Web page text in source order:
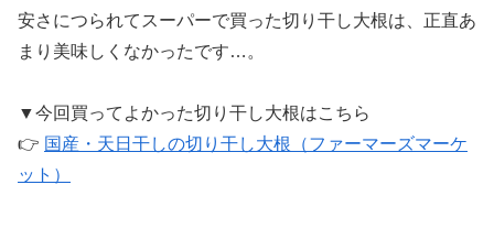
安さにつられてスーパーで買った切り干し大根は、正直あ
まり美味しくなかったです…。
▼今回買ってよかった切り干し大根はこちら
👉 国産・天日干しの切り干し大根（ファーマーズマーケ
ット）